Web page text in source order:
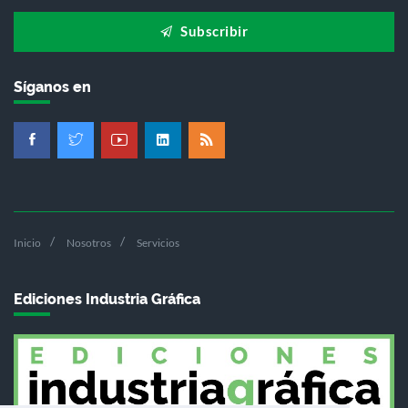
Subscribir
Síganos en
Inicio Nosotros Servicios
Ediciones Industria Gráfica